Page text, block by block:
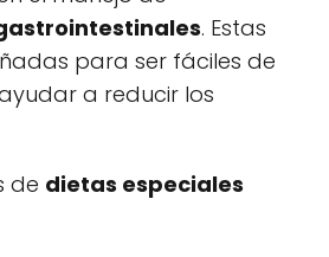
. Estas
para ser fáciles de
a reducir los
de dietas especiales